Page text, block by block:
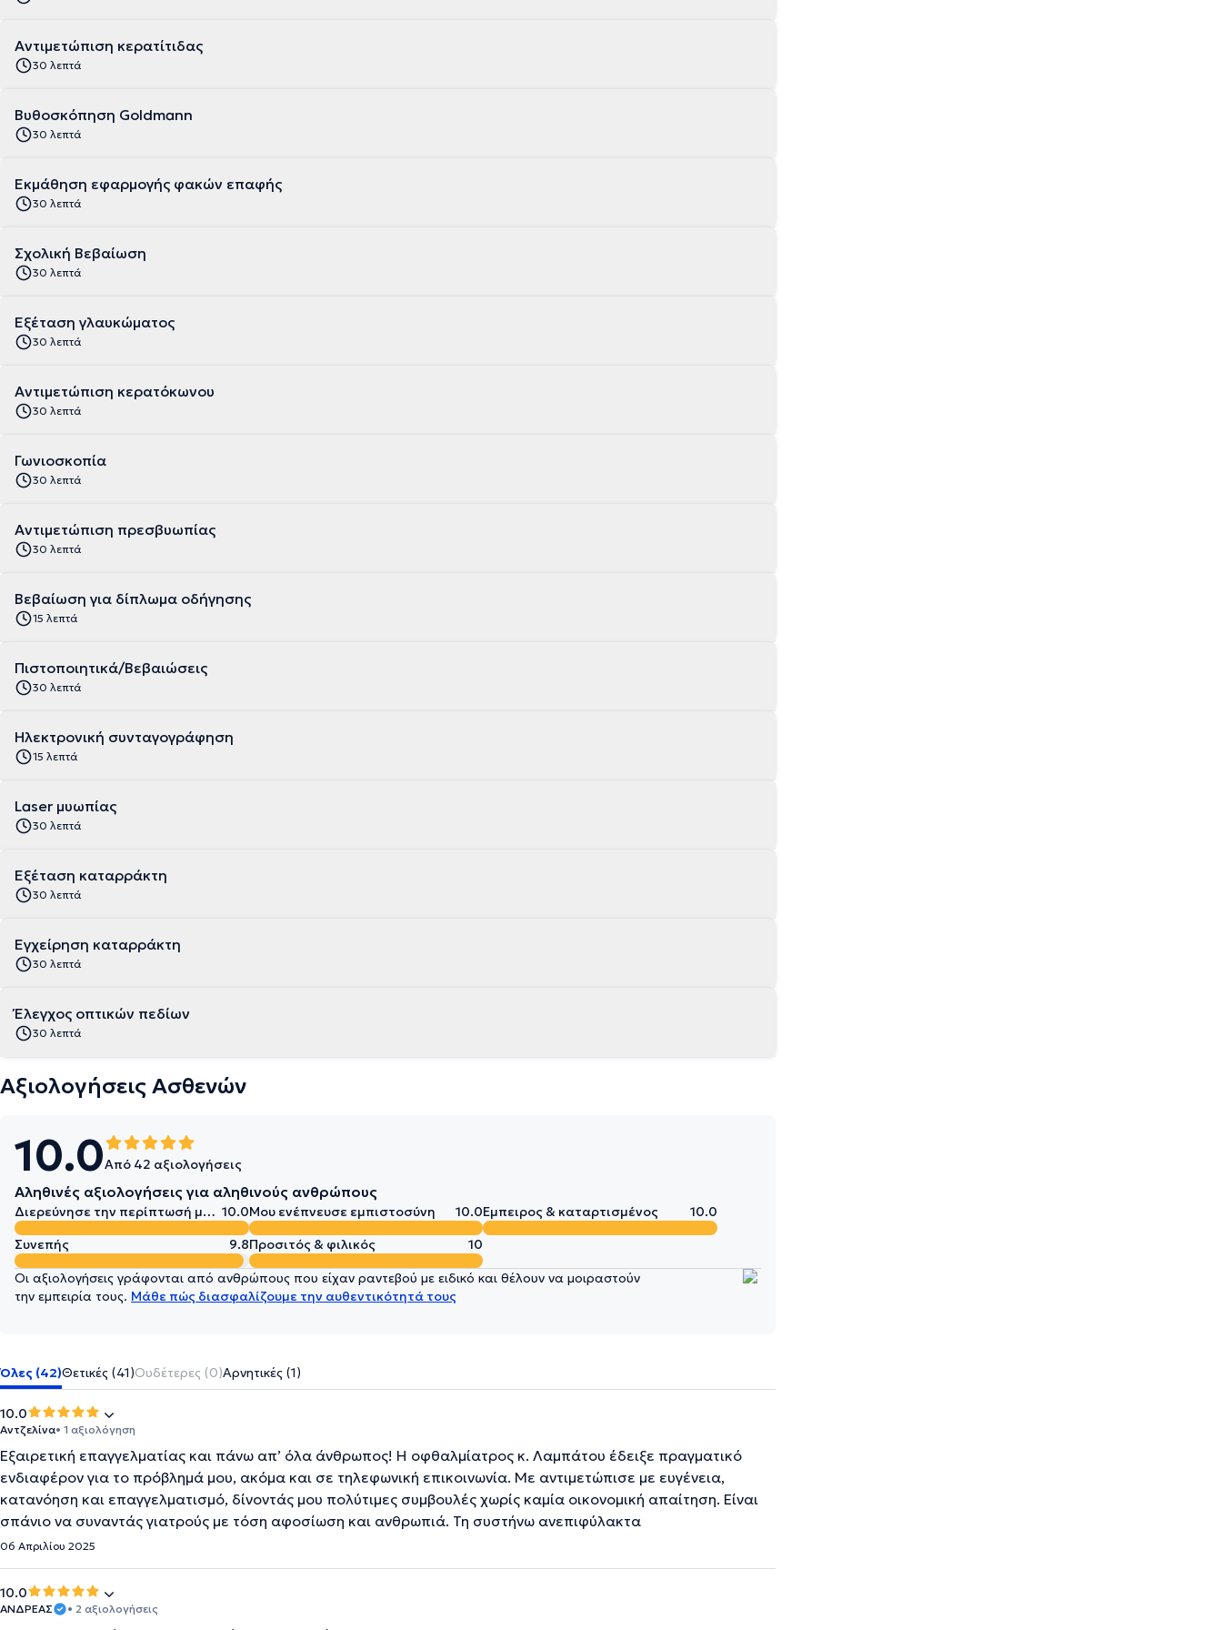
Αντιμετώπιση κερατίτιδας
30 λεπτά
Βυθοσκόπηση Goldmann
30 λεπτά
Εκμάθηση εφαρμογής φακών επαφής
30 λεπτά
Σχολική Βεβαίωση
30 λεπτά
Εξέταση γλαυκώματος
30 λεπτά
Αντιμετώπιση κερατόκωνου
30 λεπτά
Γωνιοσκοπία
30 λεπτά
Αντιμετώπιση πρεσβυωπίας
30 λεπτά
Βεβαίωση για δίπλωμα οδήγησης
15 λεπτά
Πιστοποιητικά/Βεβαιώσεις
30 λεπτά
Ηλεκτρονική συνταγογράφηση
15 λεπτά
Laser μυωπίας
30 λεπτά
Εξέταση καταρράκτη
30 λεπτά
Εγχείρηση καταρράκτη
30 λεπτά
Έλεγχος οπτικών πεδίων
30 λεπτά
Αξιολογήσεις Ασθενών
10.0Από 42 αξιολογήσεις
Αληθινές αξιολογήσεις για αληθινούς ανθρώπους
Διερεύνησε την περίπτωσή μου σε βάθος 10.0Μου ενέπνευσε εμπιστοσύνη 10.0Έμπειρος & καταρτισμένος
10.0
Συνεπής
9.8Προσιτός & φιλικός 10
Οι αξιολογήσεις γράφονται από ανθρώπους που είχαν ραντεβού με ειδικό και θέλουν να μοιραστούν
την εμπειρία τους. Μάθε πώς διασφαλίζουμε την αυθεντικότητά τους
Όλες (42)Θετικές (41)Ουδέτερες (0)Αρνητικές (1)
10.0
Αντζελίνα• 1 αξιολόγηση
Εξαιρετική επαγγελματίας και πάνω απ’ όλα άνθρωπος! Η οφθαλμίατρος κ. Λαμπάτου έδειξε πραγματικό
ενδιαφέρον για το πρόβλημά μου, ακόμα και σε τηλεφωνική επικοινωνία. Με αντιμετώπισε με ευγένεια,
κατανόηση και επαγγελματισμό, δίνοντάς μου πολύτιμες συμβουλές χωρίς καμία οικονομική απαίτηση. Είναι
σπάνιο να συναντάς γιατρούς με τόση αφοσίωση και ανθρωπιά. Τη συστήνω ανεπιφύλακτα
06 Απριλίου 2025
10.0
ΑΝΔΡΕΑΣ • 2 αξιολογήσεις